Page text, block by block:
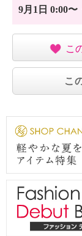
9月1日 0:00〜
こ
こ